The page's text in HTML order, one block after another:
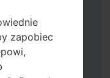
zapobiec